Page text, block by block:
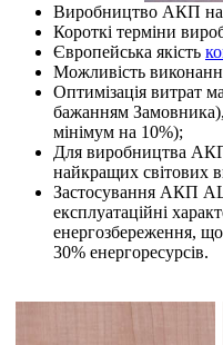
Виробництво АКП на
Короткі терміни
Європейська якість
Можливість
Оптимізація витрат
бажанням
мінімум на 10%);
Для виробництва АКП
найкращих світових
Застосування АКП
експлуатаційні
енергозбереження,
30% енергоресурсів.